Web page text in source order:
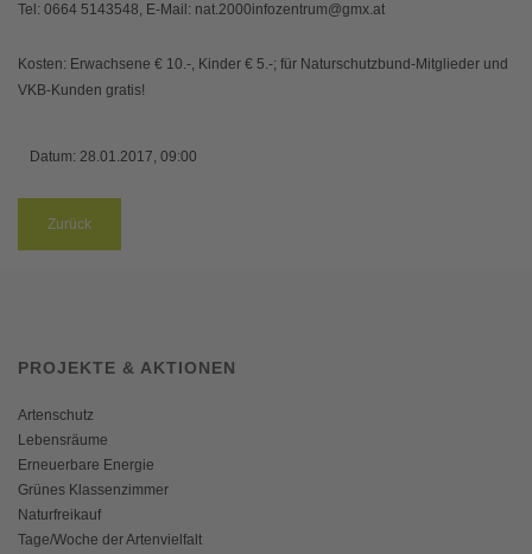
Tel: 0664 5143548, E-Mail: nat.2000infozentrum@gmx.at
Kosten: Erwachsene € 10.-, Kinder € 5.-; für Naturschutzbund-Mitglieder und
VKB-Kunden gratis!
Datum: 28.01.2017, 09:00
Zurück
PROJEKTE & AKTIONEN
Artenschutz
Lebensräume
Erneuerbare Energie
Grünes Klassenzimmer
Naturfreikauf
Tage/Woche der Artenvielfalt